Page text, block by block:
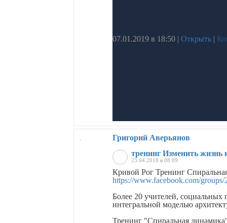
07.01.2019 в 18:50 | Открыть |
Григорий Аверьянов
тренинг Изменить
23.04.2018 в 08:09
Кривой Рог Тренинг
https://www.facebook.com/
Более 20 учителей,
интегральной моделью
Тренинг "Спиральная